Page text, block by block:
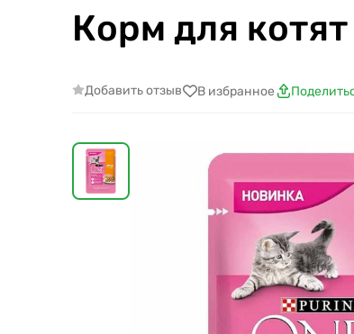
Корм для
Добавить отзыв В избранное